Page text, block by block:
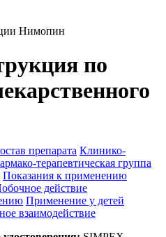
Нимопин
по
препарата Клинико-
терапевтическая группа
Показания к применению
действие
Применение у детей
взаимодействие